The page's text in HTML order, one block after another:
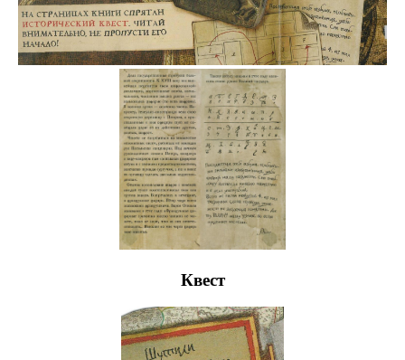
Квест